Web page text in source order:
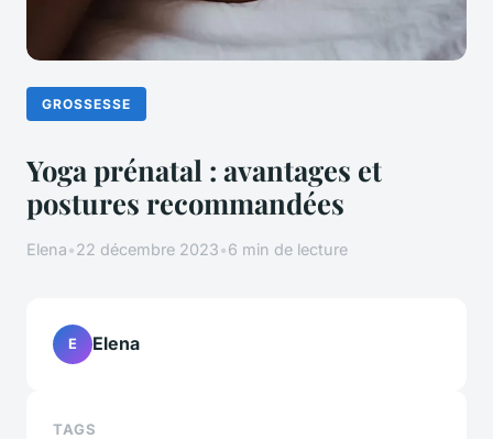
GROSSESSE
Yoga prénatal : avantages et
postures recommandées
Elena•22 décembre 2023•6 min de lecture
E Elena
TAGS